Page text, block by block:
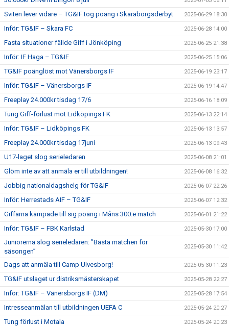
Sviten lever vidare – TG&IF tog poäng i Skaraborgsderbyt 2025-06-29 18:30
Inför: TG&IF – Skara FC 2025-06-28 14:00
Fasta situationer fällde Giff i Jönköping 2025-06-25 21:38
Inför: IF Haga – TG&IF 2025-06-25 15:06
TG&IF poänglöst mot Vänersborgs IF 2025-06-19 23:17
Inför: TG&IF – Vänersborgs IF 2025-06-19 14:47
Freeplay 24.000kr tisdag 17/6 2025-06-16 18:09
Tung Giff-förlust mot Lidköpings FK 2025-06-13 22:14
Inför: TG&IF – Lidköpings FK 2025-06-13 13:57
Freeplay 24.000kr tisdag 17juni 2025-06-13 09:43
U17-laget slog serieledaren 2025-06-08 21:01
Glöm inte av att anmäla er till utbildningen! 2025-06-08 16:32
Jobbig nationaldagshelg för TG&IF 2025-06-07 22:26
Inför: Herrestads AIF – TG&IF 2025-06-07 12:32
Giffarna kämpade till sig poäng i Måns 300:e match 2025-06-01 21:22
Inför: TG&IF – FBK Karlstad 2025-05-30 17:00
Juniorerna slog serieledaren: ”Bästa matchen för
säsongen”
2025-05-30 11:42
Dags att anmäla till Camp Ulvesborg! 2025-05-30 11:23
TG&IF utslaget ur distriksmästerskapet 2025-05-28 22:27
Inför: TG&IF – Vänersborgs IF (DM) 2025-05-28 17:54
Intresseanmälan till utbildningen UEFA C 2025-05-24 20:27
Tung förlust i Motala 2025-05-24 20:23